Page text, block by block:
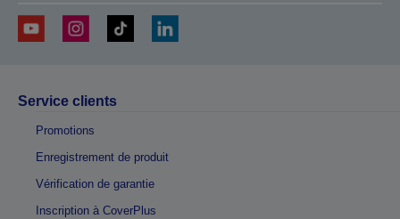
Service clients
Promotions
Enregistrement de produit
Vérification de garantie
Inscription à CoverPlus